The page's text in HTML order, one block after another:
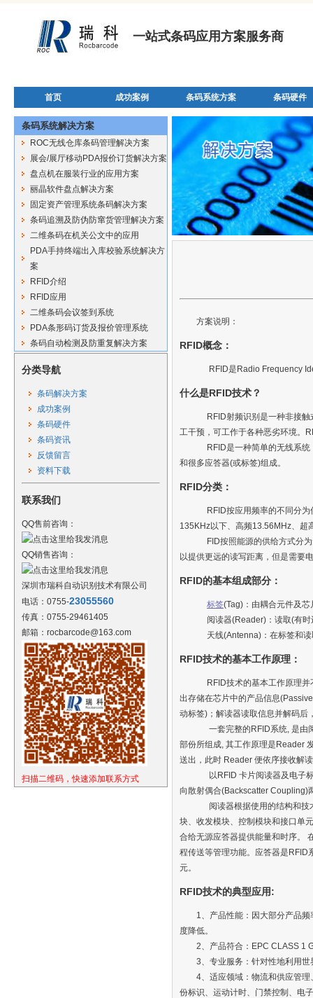
一站式条码应用方案服务商
首页 成功案例 条码系统方案 条码硬件
条码系统解决方案
ROC无线仓库条码管理解决方案
展会/展厅移动PDA报价订货解决方案
盘点机在服装行业的应用方案
丽晶软件盘点解决方案
固定资产管理系统条码解决方案
条码追溯及防伪防窜货管理解决方案
二维条码在机关公文中的应用
PDA手持终端出入库校验系统解决方
案
RFID介绍
RFID应用
二维条码会议签到系统
PDA条形码订货及报价管理系统
条码自动检测及防重复解决方案
分类导航
条码解决方案
成功案例
条码硬件
条码资讯
反馈留言
资料下载
联系我们
QQ售前咨询：
QQ销售咨询：
深圳市瑞科自动识别技术有限公司
电话：0755-23055560
传真：0755-29461405
邮箱：rocbarcode@163.com
扫描二维码，快速添加联系方式
方案说明：
RFID概念：
RFID是Radio Frequency
什么是RFID技术？
RFID射频识别是一种非接触
工干预，可工作于各种恶劣环境。
RFID是一种简单的无线系统
和很多应答器(或标签)组成。
RFID分类：
RFID按应用频率的不同分为
135KHz以下、高频13.56MHz、超
FID按照能源的供给方式分为
以提供更远的读写距离，但是需要
RFID的基本组成部分：
标签(Tag)：由耦合元件及
阅读器(Reader)：读取(有时
天线(Antenna)：在标签和读
RFID技术的基本工作原理：
RFID技术的基本工作原理并
出存储在芯片中的产品信息
动标签)；解读器读取信息并解码后
一套完整的RFID系统, 是由
部份所组成, 其工作原理是Reader
送出，此时 Reader 便依序接收解
以RFID 卡片阅读器及电子
向散射偶合(Backscatter Coupling)
阅读器根据使用的结构和技
块、收发模块、控制模块和接口单
合给无源应答器提供能量和时序。
程传送等管理功能。应答器是RFID
元。
RFID技术的典型应用:
1、产品性能：因大部分产品
度降低。
2、产品符合：EPC CLASS 1
3、专业服务：针对性地利用
4、适应领域：物流和供应管
份标识、运动计时、门禁控制、电